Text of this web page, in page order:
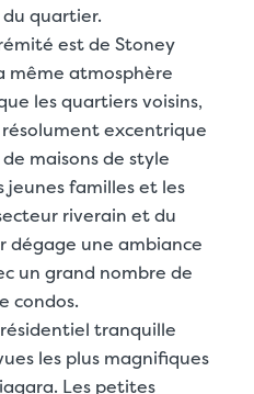
quartier.
est de Stoney
même atmosphère
les quartiers voisins,
excentrique
maisons de style
familles et les
riverain et du
dégage une ambiance
un grand nombre de
condos.
tranquille
les plus magnifiques
Les petites